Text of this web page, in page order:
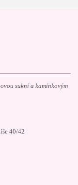
sukní a kamínkovým
40/42